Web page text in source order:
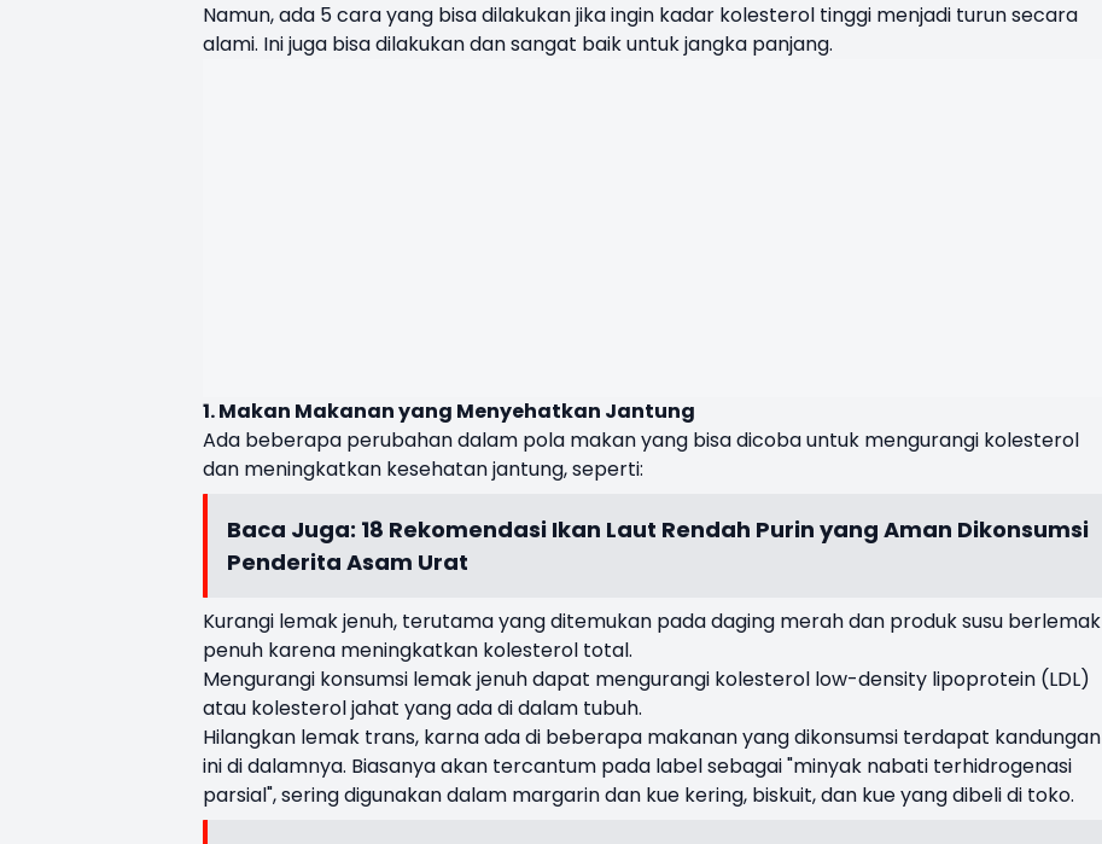
Namun, ada 5 cara yang bisa dilakukan jika ingin kadar kolesterol tinggi menjadi turun secara
alami. Ini juga bisa dilakukan dan sangat baik untuk jangka panjang.
1. Makan Makanan yang Menyehatkan Jantung
Ada beberapa perubahan dalam pola makan yang bisa dicoba untuk mengurangi kolesterol
dan meningkatkan kesehatan jantung, seperti:
Baca Juga: 18 Rekomendasi Ikan Laut Rendah Purin yang Aman Dikonsumsi
Penderita Asam Urat
Kurangi lemak jenuh, terutama yang ditemukan pada daging merah dan produk susu berlemak
penuh karena meningkatkan kolesterol total.
Mengurangi konsumsi lemak jenuh dapat mengurangi kolesterol low-density lipoprotein (LDL)
atau kolesterol jahat yang ada di dalam tubuh.
Hilangkan lemak trans, karna ada di beberapa makanan yang dikonsumsi terdapat kandungan
ini di dalamnya. Biasanya akan tercantum pada label sebagai "minyak nabati terhidrogenasi
parsial", sering digunakan dalam margarin dan kue kering, biskuit, dan kue yang dibeli di toko.